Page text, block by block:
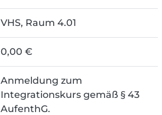
VHS, Raum 4.01
0,00 €
Anmeldung zum
Integrationskurs gemäß § 43
AufenthG.